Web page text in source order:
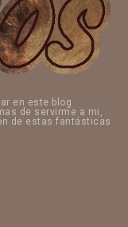
en este blog
de servirme a mi,
de estas fantásticas